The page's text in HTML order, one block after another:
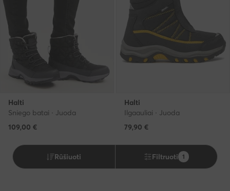
Halti
Sniego batai · Juoda
109,00 €
Halti
Ilgaauliai · Juoda
79,90 €
Rūšiuoti Filtruoti 1